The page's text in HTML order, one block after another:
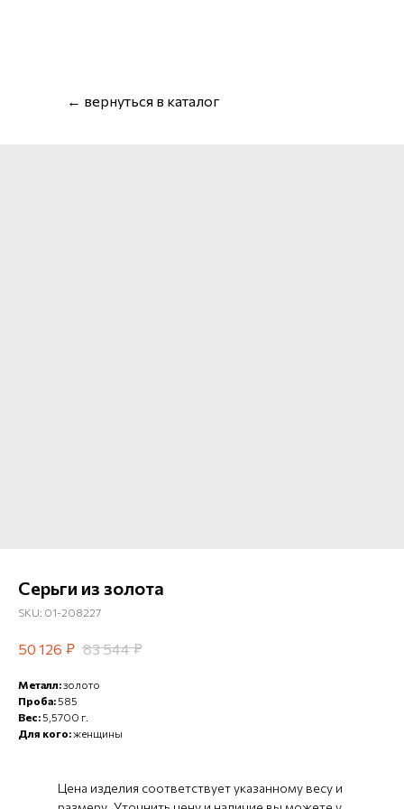
← вернуться в каталог
Серьги из золота
SKU: 01-208227
50 126 ₽ 83 544 ₽
Металл:золото
Проба:585
Вес:5,5700 г.
Для кого:женщины
Цена изделия соответствует указанному весу и